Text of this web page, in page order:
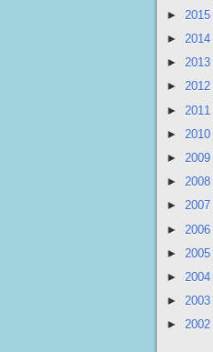
► 2015
► 2014
► 2013
► 2012
► 2011
► 2010
► 2009
► 2008
► 2007
► 2006
► 2005
► 2004
► 2003
► 2002